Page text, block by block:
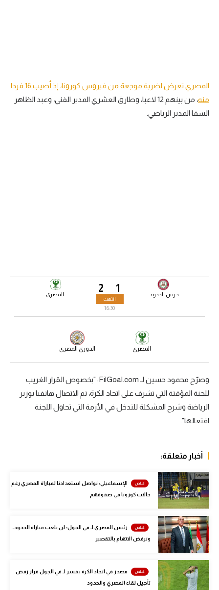
الدوري الإنجليزي
الدوري الإسباني
كرة طائرة
الوطن العربي
في المونديال
ركن الألعاب
ميركاتو
تحقيق في الجول
تقرير في الجول
تحليل في الجول
حكايات في الجول
كويز في الجول
فيديو في الجول
المصري تعرض لضربة موجعة من فيروس كورونا، إذ أصيب 16 فردا
منه
، من بينهم 12 لاعبا، وطارق العشري المدير الفني، وعبد الظاهر
السقا المدير الرياضي.
1 حرس الحدود 2 المصري
انتهت
16:30
المصري الدوري المصري
وصرّح محمود حسين لـ FilGoal.com: "بخصوص القرار الغريب
للجنة المؤقتة التي تشرف على اتحاد الكرة، تم الاتصال هاتفيا بوزير
الرياضة وشرح المشكلة للتدخل في الأزمة التي تحاول اللجنة
افتعالها".
أخبار متعلقة:
الإسماعيلي: نواصل استعدادنا لمباراة المصري رغم
حالات كورونا في صفوفهم
رئيس المصري لـ في الجول: لن نلعب مباراة الحدود..
ونرفض الاتهام بالتقصير
مصدر في اتحاد الكرة يفسر لـ في الجول قرار رفض
تأجيل لقاء المصري والحدود